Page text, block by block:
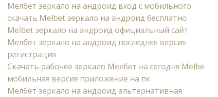
Мелбет зеркало на андроид вход с мобильного
скачать Melbet зеркало на андроид бесплатно
Melbet зеркало на андроид официальный сайт
Мелбет зеркало на андроид последняя версия
регистрация
Скачать рабочее зеркало Мелбет на сегодня Melbe
мобильная версия приложение на пк
Мелбет зеркало на андроид альтернативная